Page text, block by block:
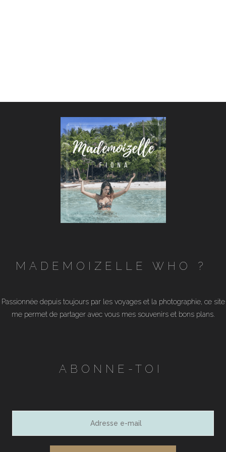
MADEMOIZELLE WHO ?
Passionnée depuis toujours par les voyages et la photographie, ce site
me permet de partager avec vous mes souvenirs et bons plans.
ABONNE-TOI